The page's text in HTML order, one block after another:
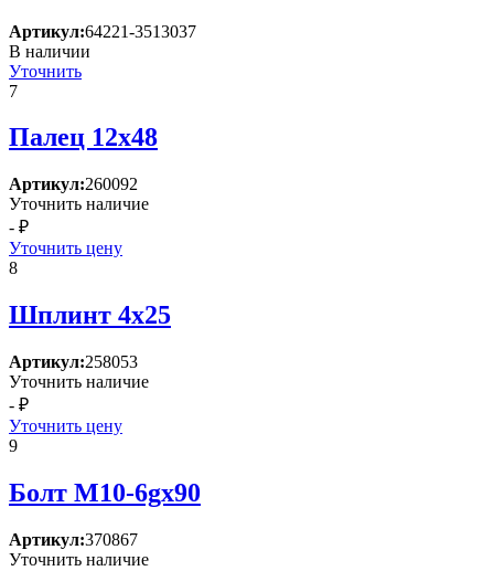
Артикул:64221-3513037
В наличии
Уточнить
7
Палец 12х48
Артикул:260092
Уточнить наличие
- ₽
Уточнить цену
8
Шплинт 4х25
Артикул:258053
Уточнить наличие
- ₽
Уточнить цену
9
Болт М10-6gх90
Артикул:370867
Уточнить наличие